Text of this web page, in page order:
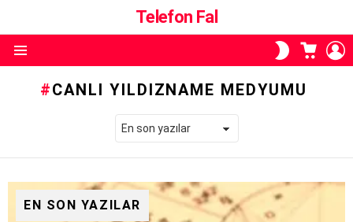
Telefon Fal
SKIN
ANAHTARI
SEPETI
CANLI YILDIZNAME MEDYUMU
EN SON YAZILAR